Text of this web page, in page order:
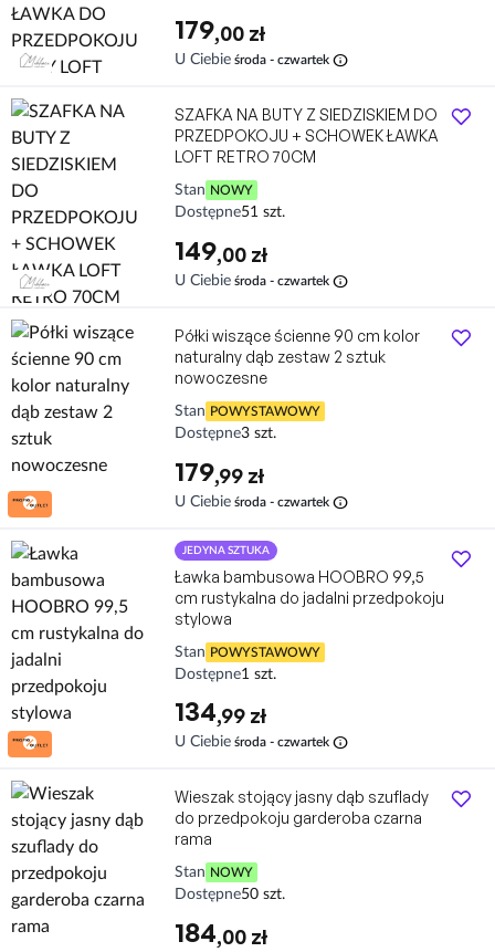
179,00 zł
U Ciebie środa - czwartek info
SZAFKA NA BUTY Z SIEDZISKIEM DO
PRZEDPOKOJU + SCHOWEK ŁAWKA
LOFT RETRO 70CM
Stan NOWY
Dostępne51 szt.
149,00 zł
U Ciebie środa - czwartek info
Półki wiszące ścienne 90 cm kolor
naturalny dąb zestaw 2 sztuk
nowoczesne
Stan POWYSTAWOWY
Dostępne3 szt.
179,99 zł
U Ciebie środa - czwartek info
JEDYNA SZTUKA
Ławka bambusowa HOOBRO 99,5
cm rustykalna do jadalni przedpokoju
stylowa
Stan POWYSTAWOWY
Dostępne1 szt.
134,99 zł
U Ciebie środa - czwartek info
Wieszak stojący jasny dąb szuflady
do przedpokoju garderoba czarna
rama
Stan NOWY
Dostępne50 szt.
184,00 zł